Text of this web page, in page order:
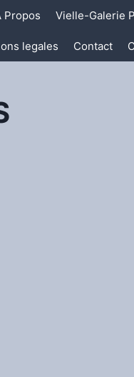
Propos Vielle-Galerie
legales Contact